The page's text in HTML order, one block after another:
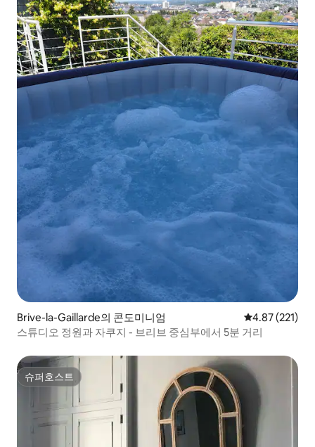
Brive-la-Gaillarde의 콘도미니엄 평점 4.87점(5
4.87 (221)
스튜디오 정원과 자쿠지 - 브리브 중심부에서 5분 거리
슈퍼호스트
슈퍼호스트